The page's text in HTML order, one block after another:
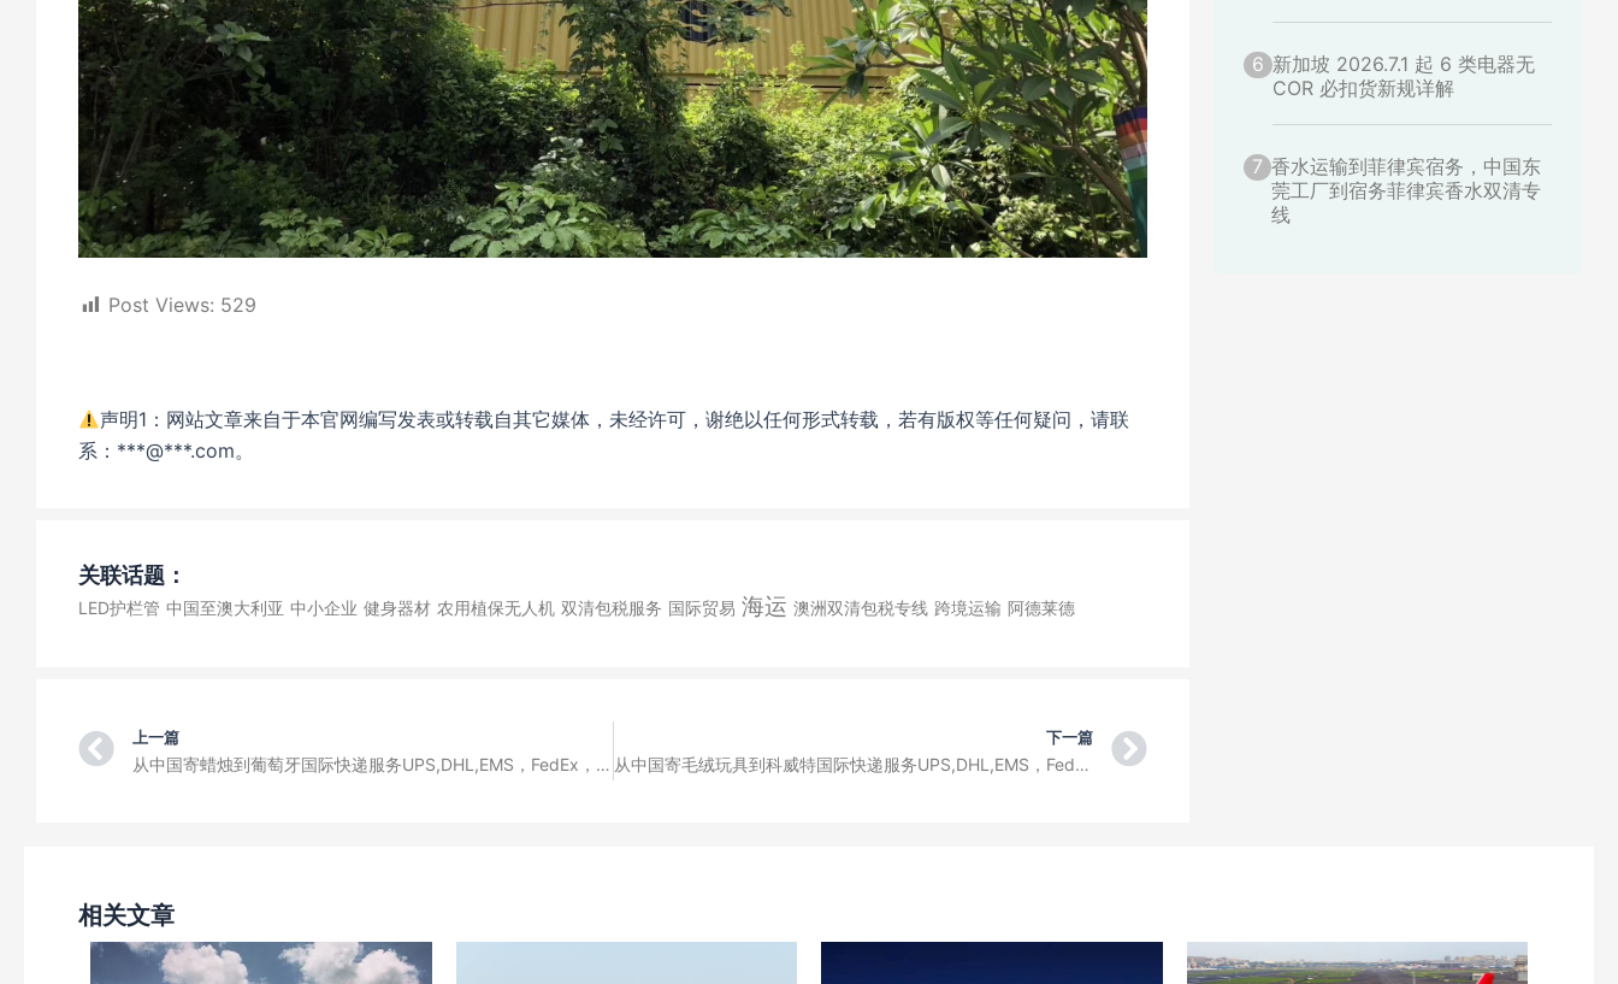
Post Views: 529
声明1：网站文章来自于本官网编写发表或转载自其它媒体，未经许可，谢绝以任何形式转载，若有版权等任何疑问，请联
系：***@***.com。
关联话题：
LED护栏管 中国至澳大利亚 中小企业 健身器材 农用植保无人机 双清包税服务 国际贸易 海运 澳洲双清包税专线 跨境运输 阿德莱德
Prev
上一篇
从中国寄蜡烛到葡萄牙国际快递服务UPS,DHL,EMS，FedEx，国际小包裹，国际空运大件货
下一篇
从中国寄毛绒玩具到科威特国际快递服务UPS,DHL,EMS，FedEx，国际小包裹，国际空运大件货
6 新加坡 2026.7.1 起 6 类电器无
COR 必扣货新规详解
7 香水运输到菲律宾宿务，中国东
莞工厂到宿务菲律宾香水双清专
线
相关文章